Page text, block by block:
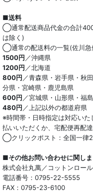
■送料
◯通常配送商品代金の合計
は除く)
◯通常の配送料の一覧(佐川急
1500円 ／沖縄県
1200円 ／北海道
800円 ／青森県・岩手県・秋
分県・宮崎県・鹿児島県
600円 ／宮城県・山形県・福
480円 ／上記以外の都道府県
※時間帯・日時指定は対応い
払いいただくか、宅配便再配
◯クリックポスト：全国一律
■その他お問い合わせに関し
株式会社丸萬／コットンロー
電話番号：0795-22-5555
FAX：0795-23-6100